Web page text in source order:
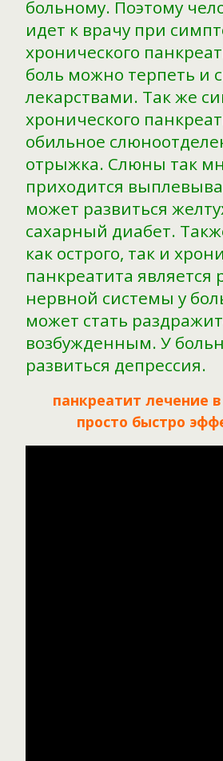
больному. Поэтому
идет к врачу при
хронического
боль можно терпеть и
лекарствами. Так же
хронического
обильное
отрыжка. Слюны так
приходится
может развиться
сахарный диабет.
как острого, так и
панкреатита является
нервной системы у
может стать
возбужденным. У
развиться депрессия.
панкреатит лечение
просто быстро